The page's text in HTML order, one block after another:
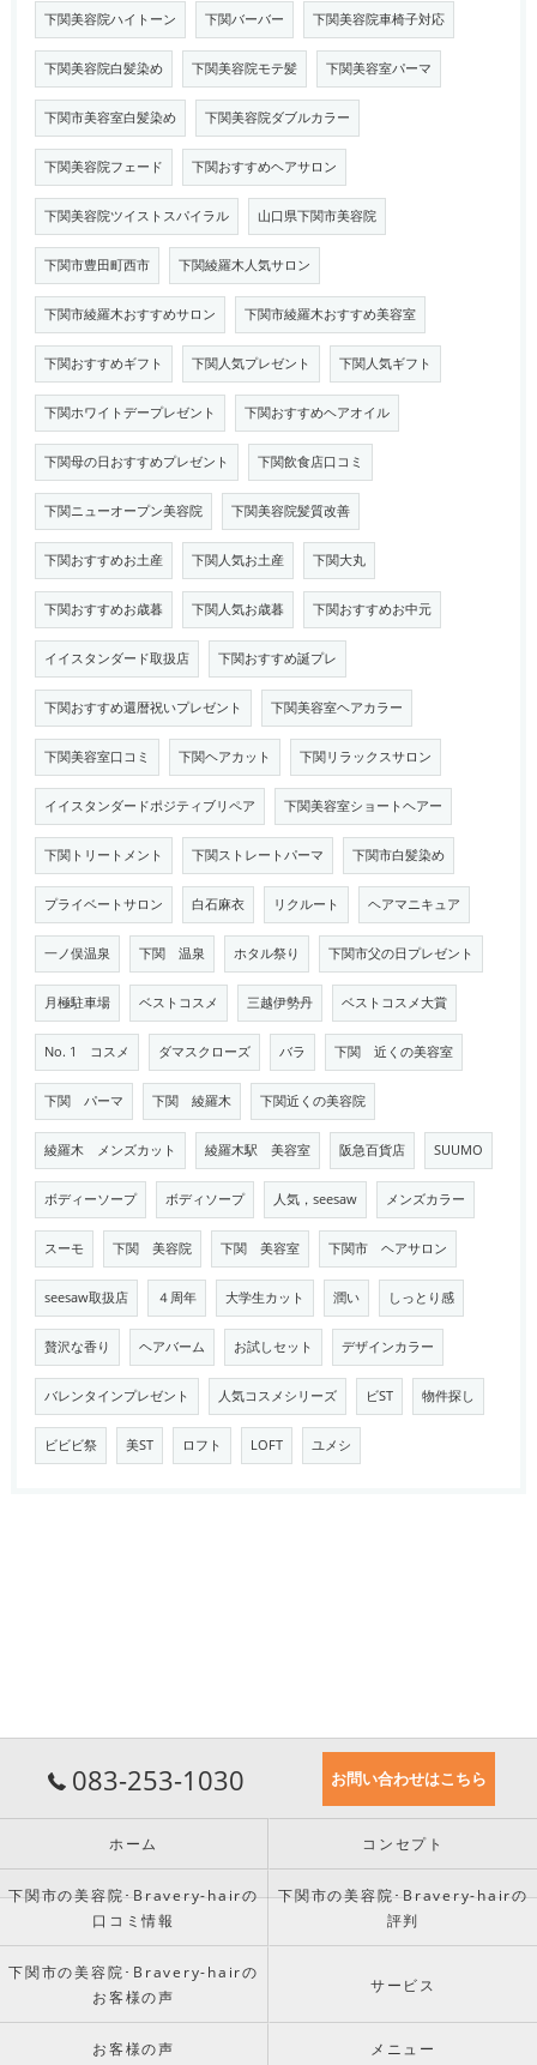
下関美容院ハイトーン 下関バーバー 下関美容院車椅子対応
下関美容院白髪染め 下関美容院モテ髪 下関美容室パーマ
下関市美容室白髪染め 下関美容院ダブルカラー
下関美容院フェード 下関おすすめヘアサロン
下関美容院ツイストスパイラル 山口県下関市美容院
下関市豊田町西市 下関綾羅木人気サロン
下関市綾羅木おすすめサロン 下関市綾羅木おすすめ美容室
下関おすすめギフト 下関人気プレゼント 下関人気ギフト
下関ホワイトデープレゼント 下関おすすめヘアオイル
下関母の日おすすめプレゼント 下関飲食店口コミ
下関ニューオープン美容院 下関美容院髪質改善
下関おすすめお土産 下関人気お土産 下関大丸
下関おすすめお歳暮 下関人気お歳暮 下関おすすめお中元
イイスタンダード取扱店 下関おすすめ誕プレ
下関おすすめ還暦祝いプレゼント 下関美容室ヘアカラー
下関美容室口コミ 下関ヘアカット 下関リラックスサロン
イイスタンダードポジティブリペア 下関美容室ショートヘアー
下関トリートメント 下関ストレートパーマ 下関市白髪染め
プライベートサロン 白石麻衣 リクルート ヘアマニキュア
一ノ俣温泉 下関 温泉 ホタル祭り 下関市父の日プレゼント
月極駐車場 ベストコスメ 三越伊勢丹 ベストコスメ大賞
No. 1 コスメ ダマスクローズ バラ 下関 近くの美容室
下関 パーマ 下関 綾羅木 下関近くの美容院
綾羅木 メンズカット 綾羅木駅 美容室 阪急百貨店 SUUMO
ボディーソープ ボディソープ 人気，seesaw メンズカラー
スーモ 下関 美容院 下関 美容室 下関市 ヘアサロン
seesaw取扱店 ４周年 大学生カット 潤い しっとり感
贅沢な香り ヘアバーム お試しセット デザインカラー
バレンタインプレゼント 人気コスメシリーズ ビST 物件探し
ビビビ祭 美ST ロフト LOFT ユメシ
083-253-1030 お問い合わせはこちら
ホーム コンセプト
下関市の美容院･Bravery-hairの
口コミ情報
下関市の美容院･Bravery-hairの
評判
下関市の美容院･Bravery-hairの
お客様の声
サービス
お客様の声 メニュー